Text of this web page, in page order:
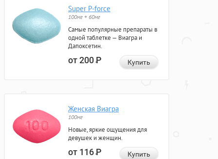
Super P-force
100мг + 60мг
Самые популярные препараты в
одной таблетке — Виагра и
Дапоксетин.
от 200Р Купить
Женская Виагра
100мг
Новые, яркие ощущения для
девушек и женщин.
от 116Р Купить